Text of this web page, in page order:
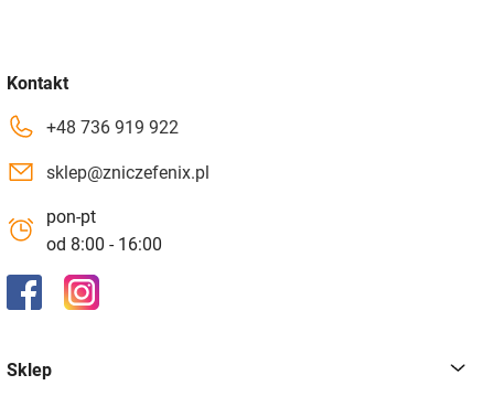
Kontakt
+48 736 919 922
sklep@zniczefenix.pl
pon-pt
od 8:00 - 16:00
Sklep